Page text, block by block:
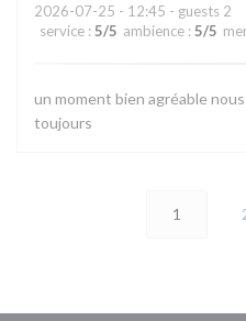
2026-07-25 - 12:45 - guests 2
service : 5/5 ambience : 5/5
un moment bien agréable
toujours
1